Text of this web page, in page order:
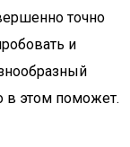
точно
и
в этом поможет.